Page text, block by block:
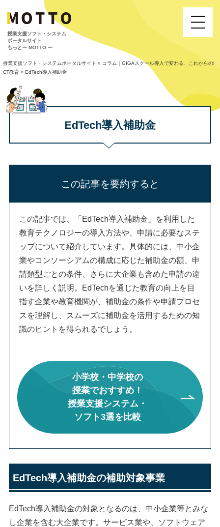
授業⽀援ソフト・システム
ポータルサイト
もっとー MOTTO ー
授業支援ソフト・システムポータルサイト » コラム｜GIGAスクール導入で変わる、これからのI
CT教育 » EdTech導入補助金
EdTech導入補助金
この記事を要約すると
この記事では、「EdTech導入補助金」を利用した
教育テクノロジーの導入方法や、申請に必要なステ
ップについて紹介しています。具体的には、中小企
業やコンソーシアムの構成に応じた補助金の額、申
請類型ごとの条件、さらに大企業も含めた申請の違
いを詳しく説明。EdTechを通じた教育の向上を目
指す企業や教育機関が、補助金の条件や申請プロセ
スを理解し、スムーズに補助金を活用するための知
識のヒントを得られるでしょう。
小学校・中学校の
授業でおすすめ！
授業支援システム・
ソフト3選を比較
EdTech導入補助金の補助対象事業
EdTech導入補助金の対象となるのは、中小企業等とみな
し企業を含む大企業です。サービス業や、ソフトウェア